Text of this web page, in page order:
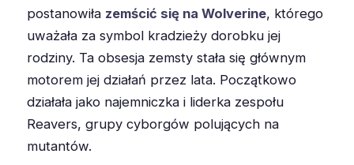
postanowiła zemścić się na Wolverine, którego
uważała za symbol kradzieży dorobku jej
rodziny. Ta obsesja zemsty stała się głównym
motorem jej działań przez lata. Początkowo
działała jako najemniczka i liderka zespołu
Reavers, grupy cyborgów polujących na
mutantów.